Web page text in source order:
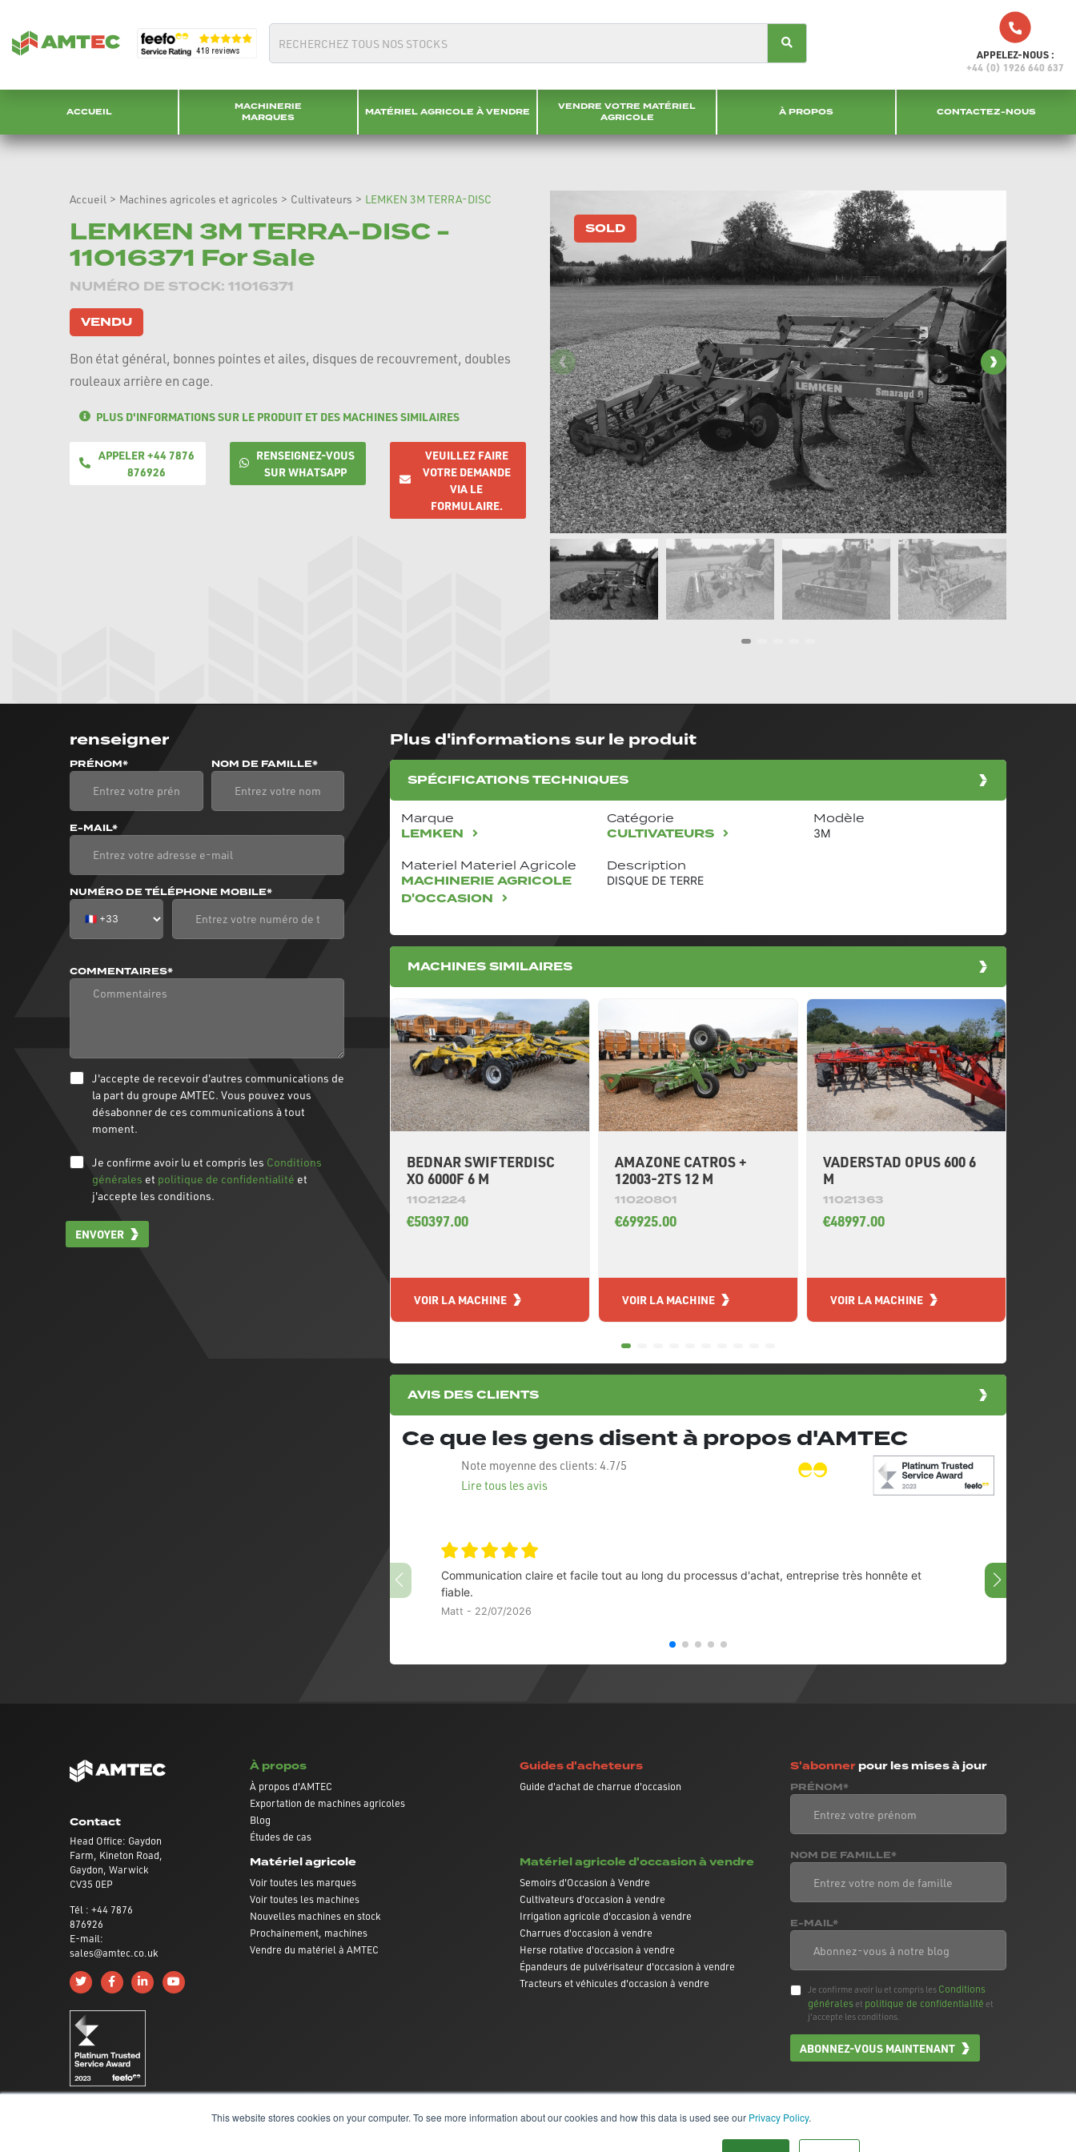
This website stores cookies on your computer. To see more information about our cookies and how this data is used see our Privacy Policy.
APPELEZ-NOUS :
+44 (0) 1926 640 637
ACCUEIL
MACHINERIE
MARQUES
MATÉRIEL AGRICOLE À VENDRE
VENDRE VOTRE MATÉRIEL
AGRICOLE
À PROPOS CONTACTEZ-NOUS
SOLD
Accueil > Machines agricoles et agricoles > Cultivateurs > LEMKEN 3M TERRA-DISC
LEMKEN 3M TERRA-DISC -
11016371 For Sale
NUMÉRO DE STOCK: 11016371
VENDU
Bon état général, bonnes pointes et ailes, disques de recouvrement, doubles
rouleaux arrière en cage.
PLUS D'INFORMATIONS SUR LE PRODUIT ET DES MACHINES SIMILAIRES
APPELER +44 7876
876926
RENSEIGNEZ-VOUS
SUR WHATSAPP
VEUILLEZ FAIRE
VOTRE DEMANDE
VIA LE
FORMULAIRE.
renseigner
PRÉNOM* NOM DE FAMILLE*
E-MAIL*
NUMÉRO DE TÉLÉPHONE MOBILE*
COMMENTAIRES*
J'accepte de recevoir d'autres communications de
la part du groupe AMTEC. Vous pouvez vous
désabonner de ces communications à tout
moment.
Je confirme avoir lu et compris les Conditions
générales et politique de confidentialité et
j'accepte les conditions.
ENVOYER
Plus d'informations sur le produit
SPÉCIFICATIONS TECHNIQUES
Marque
LEMKEN
Catégorie
CULTIVATEURS
Modèle
3M
Description
DISQUE DE TERRE
Materiel Materiel Agricole
MACHINERIE AGRICOLE
D'OCCASION
MACHINES SIMILAIRES
BEDNAR SWIFTERDISC
XO 6000F 6 M
11021224
€50397.00
VOIR LA MACHINE
AMAZONE CATROS +
12003-2TS 12 M
11020801
€69925.00
VOIR LA MACHINE
VADERSTAD OPUS 600 6
M
11021363
€48997.00
VOIR LA MACHINE
AVIS DES CLIENTS
Ce que les gens disent à propos d'AMTEC
Note moyenne des clients: 4.7/5
Lire tous les avis
Communication claire et facile tout au long du processus d'achat, entreprise très honnête et
fiable.
Matt - 22/07/2026
Contact
Head Office: Gaydon
Farm, Kineton Road,
Gaydon, Warwick
CV35 0EP
Tél : +44 7876
876926
E-mail:
sales@amtec.co.uk
Follow us on Twitter
Like us on Facebook
Connect with us on Linkedin
Subscribe to us on YouTube
À propos
À propos d'AMTEC
Exportation de machines agricoles
Blog
Études de cas
Guides d'acheteurs
Guide d'achat de charrue d'occasion
Matériel agricole
Voir toutes les marques
Voir toutes les machines
Nouvelles machines en stock
Prochainement, machines
Vendre du matériel à AMTEC
Matériel agricole d'occasion à vendre
Semoirs d'Occasion à Vendre
Cultivateurs d'occasion à vendre
Irrigation agricole d'occasion à vendre
Charrues d'occasion à vendre
Herse rotative d'occasion à vendre
Épandeurs de pulvérisateur d'occasion à vendre
Tracteurs et véhicules d'occasion à vendre
S'abonnerpour les mises à jour
PRÉNOM*
NOM DE FAMILLE*
E-MAIL*
Je confirme avoir lu et compris les Conditions
générales et politique de confidentialité et
j'accepte les conditions.
ABONNEZ-VOUS MAINTENANT